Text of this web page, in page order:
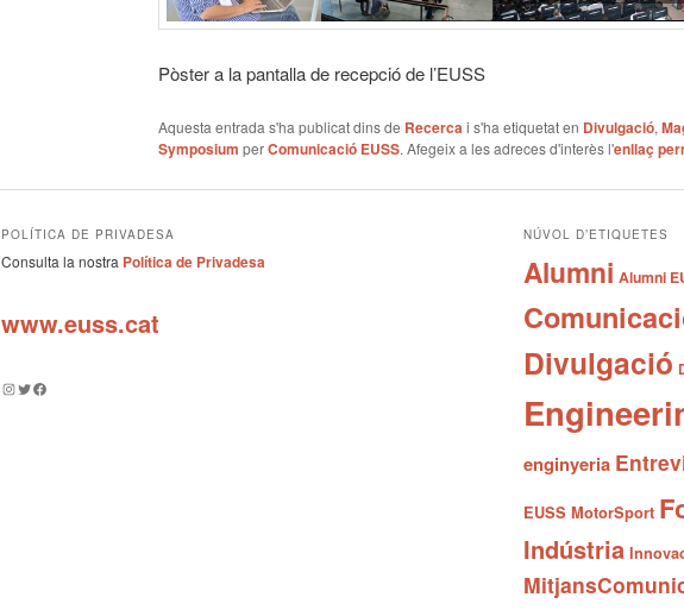
Pòster a la pantalla de recepció de l’EUSS
Aquesta entrada s'ha publicat dins de Recercai s'ha etiquetat en Divulgació,
Symposium perComunicació EUSS. Afegeix a les adreces d'interès l'enllaç
POLÍTICA DE PRIVADESA
Consulta la nostra Política de Privadesa
www.euss.cat
Instagram
TwitterFacebook
NÚVOL D’ETIQUETES
Alumni Alumni
Divulgació
enginyeria
EUSS MotorSport
Indústria